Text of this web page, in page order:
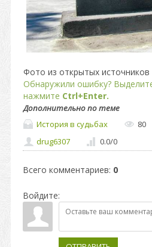
Фото из открытых источников
Обнаружили ошибку?
нажмите Ctrl+Enter.
Дополнительно по теме
История в судьбах
80
drug6307
0.0/0
Всего комментариев: 0
Войдите: